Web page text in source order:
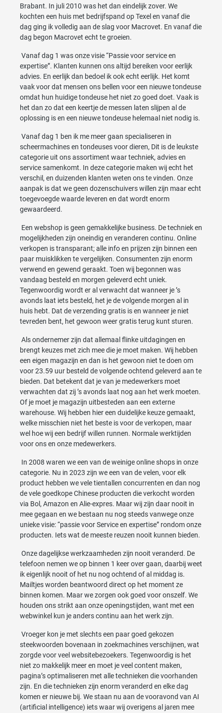
Brabant. In juli 2010 was het dan eindelijk zover. We
kochten een huis met bedrijfspand op Texel en vanaf die
dag ging ik volledig aan de slag voor Macrovet. En vanaf die
dag begon Macrovet echt te groeien.
Vanaf dag 1 was onze visie “Passie voor service en
expertise”. Klanten kunnen ons altijd bereiken voor eerlijk
advies. En eerlijk dan bedoel ik ook echt eerlijk. Het komt
vaak voor dat mensen ons bellen voor een nieuwe tondeuse
omdat hun huidige tondeuse het niet zo goed doet. Vaak is
het dan zo dat een keertje de messen laten slijpen al de
oplossing is en een nieuwe tondeuse helemaal niet nodig is.
Vanaf dag 1 ben ik me meer gaan specialiseren in
scheermachines en tondeuses voor dieren, Dit is de leukste
categorie uit ons assortiment waar techniek, advies en
service samenkomt. In deze categorie maken wij echt het
verschil, en duizenden klanten weten ons te vinden. Onze
aanpak is dat we geen dozenschuivers willen zijn maar echt
toegevoegde waarde leveren en dat wordt enorm
gewaardeerd.
Een webshop is geen gemakkelijke business. De techniek en
mogelijkheden zijn oneindig en veranderen continu. Online
verkopen is transparant; alle info en prijzen zijn binnen een
paar muisklikken te vergelijken. Consumenten zijn enorm
verwend en gewend geraakt. Toen wij begonnen was
vandaag besteld en morgen geleverd echt uniek.
Tegenwoordig wordt er al verwacht dat wanneer je ’s
avonds laat iets besteld, het je de volgende morgen al in
huis hebt. Dat de verzending gratis is en wanneer je niet
tevreden bent, het gewoon weer gratis terug kunt sturen.
Als ondernemer zijn dat allemaal flinke uitdagingen en
brengt keuzes met zich mee die je moet maken. Wij hebben
een eigen magazijn en dan is het gewoon niet te doen om
voor 23.59 uur besteld de volgende ochtend geleverd aan te
bieden. Dat betekent dat je van je medewerkers moet
verwachten dat zij ’s avonds laat nog aan het werk moeten.
Of je moet je magazijn uitbesteden aan een externe
warehouse. Wij hebben hier een duidelijke keuze gemaakt,
welke misschien niet het beste is voor de verkopen, maar
wel hoe wij een bedrijf willen runnen. Normale werktijden
voor ons en onze medewerkers.
In 2008 waren we een van de weinige online shops in onze
categorie. Nu in 2023 zijn we een van de velen, voor elk
product hebben we vele tientallen concurrenten en dan nog
de vele goedkope Chinese producten die verkocht worden
via Bol, Amazon en Alie-expres. Maar wij zijn daar nooit in
mee gegaan en we bestaan nu nog steeds vanwege onze
unieke visie: “passie voor Service en expertise” rondom onze
producten. Iets wat de meeste reuzen nooit kunnen bieden.
Onze dagelijkse werkzaamheden zijn nooit veranderd. De
telefoon nemen we op binnen 1 keer over gaan, daarbij weet
ik eigenlijk nooit of het nu nog ochtend of al middag is.
Mailtjes worden beantwoord direct op het moment ze
binnen komen. Maar we zorgen ook goed voor onszelf. We
houden ons strikt aan onze openingstijden, want met een
webwinkel kun je anders continu aan het werk zijn.
Vroeger kon je met slechts een paar goed gekozen
steekwoorden bovenaan in zoekmachines verschijnen, wat
zorgde voor veel websitebezoekers. Tegenwoordig is het
niet zo makkelijk meer en moet je veel content maken,
pagina’s optimaliseren met alle technieken die voorhanden
zijn. En die technieken zijn enorm veranderd en elke dag
komen er nieuwe bij. We staan nu aan de vooravond van AI
(artificial intelligence) iets waar wij overigens al jaren mee